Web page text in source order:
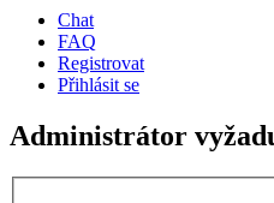
Chat
FAQ
Registrovat
Přihlásit se
Administrátor